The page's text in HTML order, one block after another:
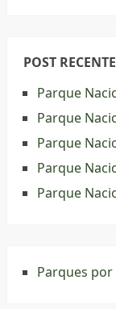
POST
Parque
Parque
Parque
Parque
Parque
Parques por